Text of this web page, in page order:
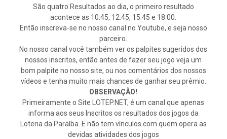
São quatro Resultados ao dia, o primeiro resultado
acontece as 10:45, 12:45, 15:45 e 18:00.
Então inscreva-se no nosso canal no Youtube, e seja nosso
parceiro.
No nosso canal você também ver os palpites sugeridos dos
nossos inscritos, então antes de fazer seu jogo veja um
bom palpite no nosso site, ou nos comentários dos nossos
vídeos e tenha muito mais chances de ganhar seu prêmio.
OBSERVAÇÃO!
Primeiramente o Site LOTEP.NET, é um canal que apenas
informa aos seus Inscritos os resultados dos jogos da
Loteria da Paraíba. E não tem vínculos com quem opera as
devidas atividades dos jogos